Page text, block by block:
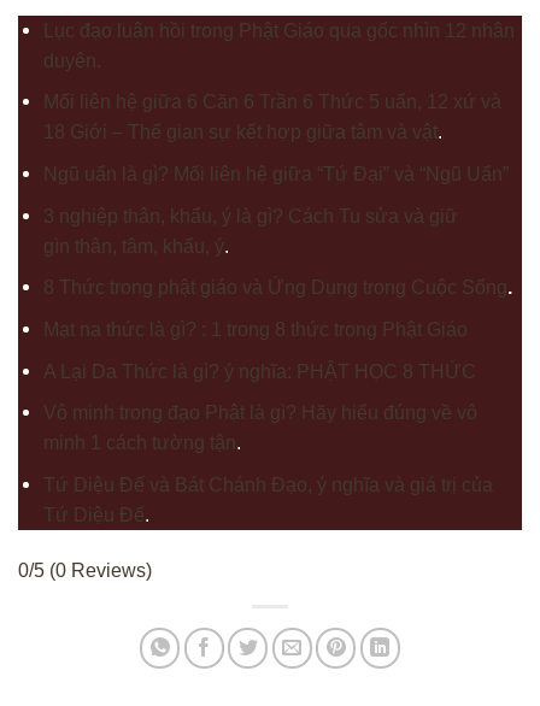
Lục đạo luân hồi trong Phật Giáo qua gốc nhìn 12 nhân
duyên.
Mối liên hệ giữa 6 Căn 6 Trần 6 Thức 5 uẩn, 12 xứ và
18 Giới – Thế gian sự kết hợp giữa tâm và vật.
Ngũ uẩn là gì? Mối liên hệ giữa “Tứ Đại” và “Ngũ Uẩn”
3 nghiệp thân, khẩu, ý là gì? Cách Tu sửa và giữ
gìn thân, tâm, khẩu, ý
8 Thức trong phật giáo và Ứng Dụng trong Cuộc Sống.
Mạt na thức là gì? : 1 trong 8 thức trong Phật Giáo
A Lại Da Thức là gì? ý nghĩa: PHẬT HỌC 8 THỨC
Vô minh trong đạo Phật là gì? Hãy hiểu đúng về vô
minh 1 cách tường tận.
Tứ Diệu Đế và Bát Chánh Đạo, ý nghĩa và giá trị của
Tứ Diệu Đế.
0/5 (0 Reviews)